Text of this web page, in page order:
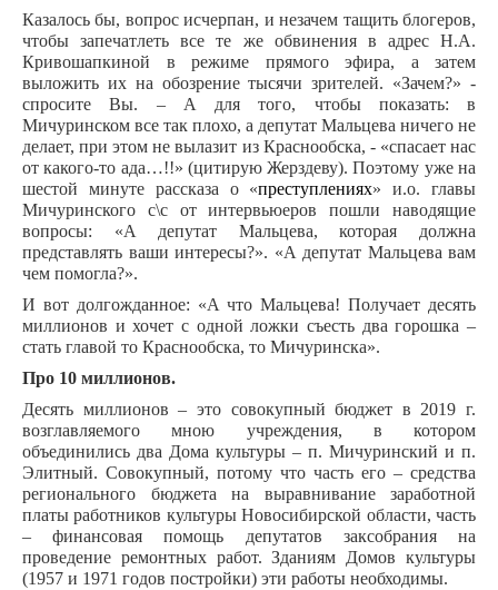
Казалось бы, вопрос исчерпан, и незачем тащить блогеров,
чтобы запечатлеть все те же обвинения в адрес Н.А.
Кривошапкиной в режиме прямого эфира, а затем
выложить их на обозрение тысячи зрителей. «Зачем?» -
спросите Вы. – А для того, чтобы показать: в
Мичуринском все так плохо, а депутат Мальцева ничего не
делает, при этом не вылазит из Краснообска, - «спасает нас
от какого-то ада…!!» (цитирую Жерздеву). Поэтому уже на
шестой минуте рассказа о «преступлениях» и.о. главы
Мичуринского с\с от интервьюеров пошли наводящие
вопросы: «А депутат Мальцева, которая должна
представлять ваши интересы?». «А депутат Мальцева вам
чем помогла?».
И вот долгожданное: «А что Мальцева! Получает десять
миллионов и хочет с одной ложки съесть два горошка –
стать главой то Краснообска, то Мичуринска».
Про 10 миллионов.
Десять миллионов – это совокупный бюджет в 2019 г.
возглавляемого мною учреждения, в котором
объединились два Дома культуры – п. Мичуринский и п.
Элитный. Совокупный, потому что часть его – средства
регионального бюджета на выравнивание заработной
платы работников культуры Новосибирской области, часть
– финансовая помощь депутатов заксобрания на
проведение ремонтных работ. Зданиям Домов культуры
(1957 и 1971 годов постройки) эти работы необходимы.